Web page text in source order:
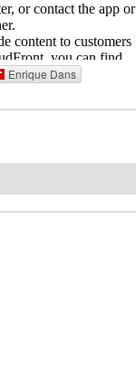
Enrique Dans